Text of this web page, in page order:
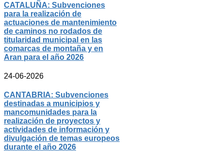
CATALUÑA: Subvenciones
para la realización de
actuaciones de mantenimiento
de caminos no rodados de
titularidad municipal en las
comarcas de montaña y en
Aran para el año 2026
24-06-2026
CANTABRIA: Subvenciones
destinadas a municipios y
mancomunidades para la
realización de proyectos y
actividades de información y
divulgación de temas europeos
durante el año 2026